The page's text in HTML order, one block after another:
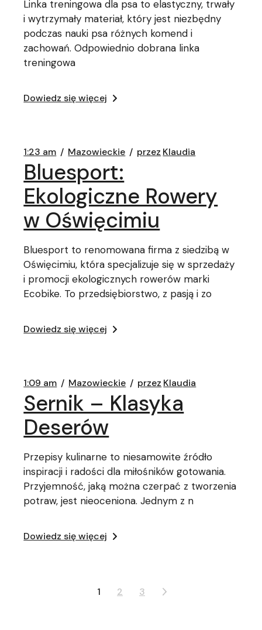
Linka treningowa dla psa to elastyczny, trwały
i wytrzymały materiał, który jest niezbędny
podczas nauki psa różnych komend i
zachowań. Odpowiednio dobrana linka
treningowa
Dowiedz się więcej
1:23 am Mazowieckie przez Klaudia
Bluesport:
Ekologiczne Rowery
w Oświęcimiu
Bluesport to renomowana firma z siedzibą w
Oświęcimiu, która specjalizuje się w sprzedaży
i promocji ekologicznych rowerów marki
Ecobike. To przedsiębiorstwo, z pasją i zo
Dowiedz się więcej
1:09 am Mazowieckie przez Klaudia
Sernik – Klasyka
Deserów
Przepisy kulinarne to niesamowite źródło
inspiracji i radości dla miłośników gotowania.
Przyjemność, jaką można czerpać z tworzenia
potraw, jest nieoceniona. Jednym z n
Dowiedz się więcej
Stronicowanie
1 2 3